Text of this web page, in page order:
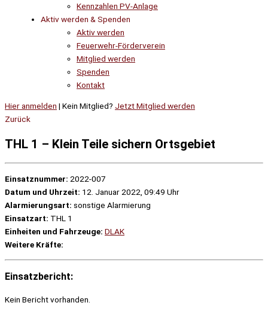
Kennzahlen PV-Anlage
Aktiv werden & Spenden
Aktiv werden
Feuerwehr-Förderverein
Mitglied werden
Spenden
Kontakt
Hier anmelden | Kein Mitglied? Jetzt Mitglied werden
Zurück
THL 1 – Klein Teile sichern Ortsgebiet
Einsatznummer: 2022-007
Datum und Uhrzeit: 12. Januar 2022, 09:49 Uhr
Alarmierungsart: sonstige Alarmierung
Einsatzart: THL 1
Einheiten und Fahrzeuge: DLAK
Weitere Kräfte:
Einsatzbericht:
Kein Bericht vorhanden.